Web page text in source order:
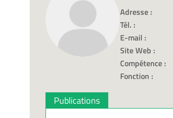
Adresse :
Tél. :
E-mail :
Site Web :
Compétence :
Fonction :
Publications